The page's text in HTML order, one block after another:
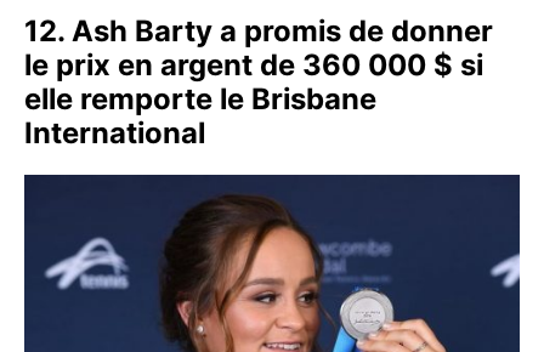
12. Ash Barty a promis de donner
le prix en argent de 360 000 $ si
elle remporte le Brisbane
International